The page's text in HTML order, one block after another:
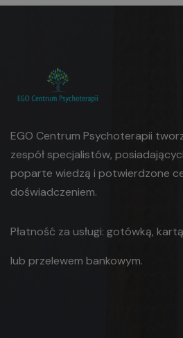
EGO Centrum Psychoterapii
zespół specjalistów,
poparte wiedzą i potwierdzone
doświadczeniem.
Płatność za usługi: gotówką, kartą
lub przelewem bankowym.